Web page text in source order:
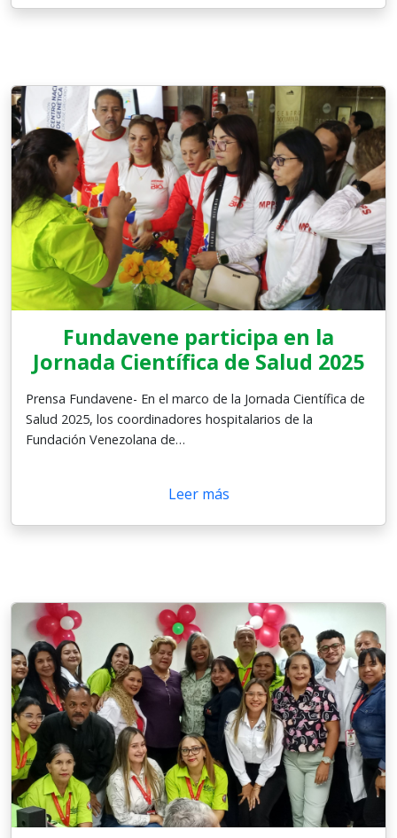
Fundavene participa en la
Jornada Científica de Salud 2025
Prensa Fundavene- En el marco de la Jornada Científica de
Salud 2025, los coordinadores hospitalarios de la
Fundación Venezolana de…
Leer más